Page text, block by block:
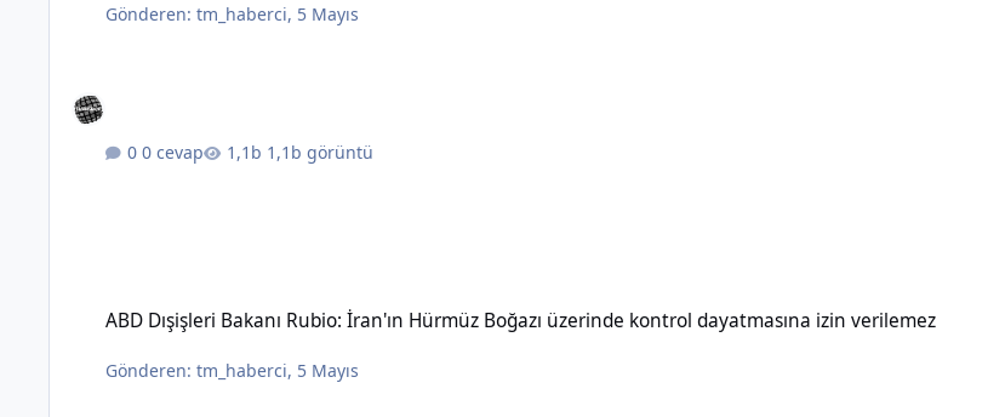
Gönderen:tm_haberci, 5 Mayıs
0 cevap 1,1b görüntü
ABD Dışişleri Bakanı Rubio: İran'ın Hürmüz Boğazı üzerinde kontrol dayatmasına izin verilemez
Gönderen:tm_haberci, 5 Mayıs